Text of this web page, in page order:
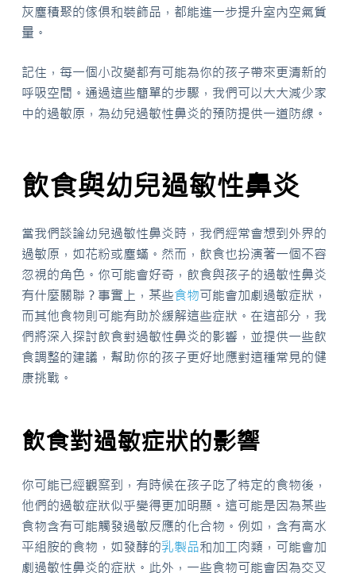
灰塵積聚的傢俱和裝飾品，都能進一步提升室內空氣質
量。
記住，每一個小改變都有可能為你的孩子帶來更清新的
呼吸空間。通過這些簡單的步驟，我們可以大大減少家
中的過敏原，為幼兒過敏性鼻炎的預防提供一道防線。
飲食與幼兒過敏性鼻炎
當我們談論幼兒過敏性鼻炎時，我們經常會想到外界的
過敏原，如花粉或塵蟎。然而，飲食也扮演著一個不容
忽視的角色。你可能會好奇，飲食與孩子的過敏性鼻炎
有什麼關聯？事實上，某些食物可能會加劇過敏症狀，
而其他食物則可能有助於緩解這些症狀。在這部分，我
們將深入探討飲食對過敏性鼻炎的影響，並提供一些飲
食調整的建議，幫助你的孩子更好地應對這種常見的健
康挑戰。
飲食對過敏症狀的影響
你可能已經觀察到，有時候在孩子吃了特定的食物後，
他們的過敏症狀似乎變得更加明顯。這可能是因為某些
食物含有可能觸發過敏反應的化合物。例如，含有高水
平組胺的食物，如發酵的乳製品和加工肉類，可能會加
劇過敏性鼻炎的症狀。此外，一些食物可能會因為交叉